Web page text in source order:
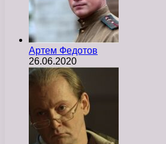
Артем Федотов
26.06.2020